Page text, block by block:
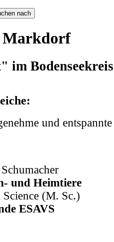
Bodenseekreis
und
und Heimtiere
(M. Sc.)
ESAVS